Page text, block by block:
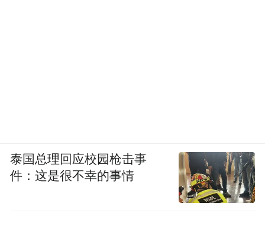
泰国总理回应校园枪击事
件：这是很不幸的事情